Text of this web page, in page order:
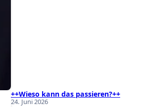
++Wieso kann das passieren?++
24. Juni 2026